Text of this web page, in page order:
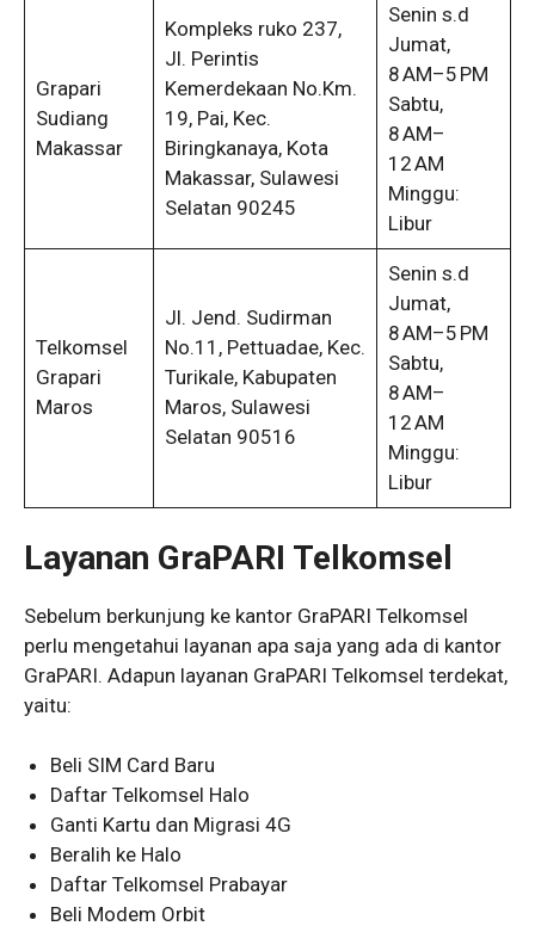
Grapari
Sudiang
Makassar
Kompleks ruko 237,
Jl. Perintis
Kemerdekaan No.Km.
19, Pai, Kec.
Biringkanaya, Kota
Makassar, Sulawesi
Selatan 90245
Senin s.d
Jumat,
8 AM–5 PM
Sabtu,
8 AM–
12 AM
Minggu:
Libur
Telkomsel
Grapari
Maros
Jl. Jend. Sudirman
No.11, Pettuadae, Kec.
Turikale, Kabupaten
Maros, Sulawesi
Selatan 90516
Senin s.d
Jumat,
8 AM–5 PM
Sabtu,
8 AM–
12 AM
Minggu:
Libur
Layanan GraPARI Telkomsel
Sebelum berkunjung ke kantor GraPARI Telkomsel
perlu mengetahui layanan apa saja yang ada di kantor
GraPARI. Adapun layanan GraPARI Telkomsel terdekat,
yaitu:
Beli SIM Card Baru
Daftar Telkomsel Halo
Ganti Kartu dan Migrasi 4G
Beralih ke Halo
Daftar Telkomsel Prabayar
Beli Modem Orbit